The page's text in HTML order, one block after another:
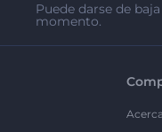
Puede darse de
momento.